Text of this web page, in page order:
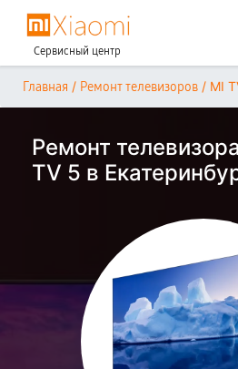
Сервисный центр
Главная / Ремонт телевизоров / MI
Ремонт
TV 5 в